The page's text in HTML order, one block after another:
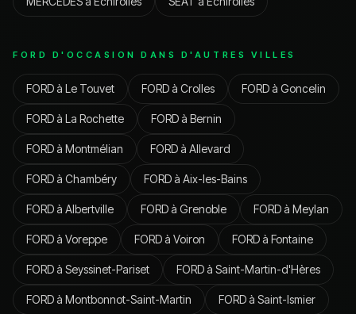
FORD D'OCCASION DANS D'AUTRES VILLES
FORDà Le Touvet FORDà Crolles FORDà Goncelin
FORDà La Rochette FORDà Bernin
FORDà Montmélian FORDà Allevard
FORDà Chambéry FORDà Aix-les-Bains
FORDà Albertville FORDà Grenoble FORDà Meylan
FORDà Voreppe FORDà Voiron FORDà Fontaine
FORDà Seyssinet-Pariset FORDà Saint-Martin-d'Hères
FORDà Montbonnot-Saint-Martin FORDà Saint-Ismier